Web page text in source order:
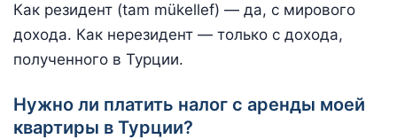
Как резидент (tam mükellef) — да, с мирового
дохода. Как нерезидент — только с дохода,
полученного в Турции.
Нужно ли платить налог с аренды моей
квартиры в Турции?